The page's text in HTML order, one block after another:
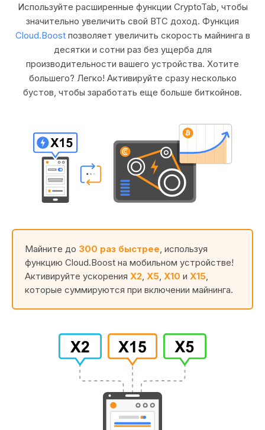
Используйте расширенные функции CryptoTab, чтобы
значительно увеличить свой BTC доход. Функция
Cloud.Boost позволяет увеличить скорость майнинга в
десятки и сотни раз без ущерба для
производительности вашего устройства. Хотите
большего? Легко! Активируйте сразу несколько
бустов, чтобы заработать еще больше биткойнов.
Майните до 300 раз быстрее , используя
функцию Cloud.Boost на мобильном устройстве!
Активируйте ускорения X2 X5 X10 и X15
которые суммируются при включении майнинга.